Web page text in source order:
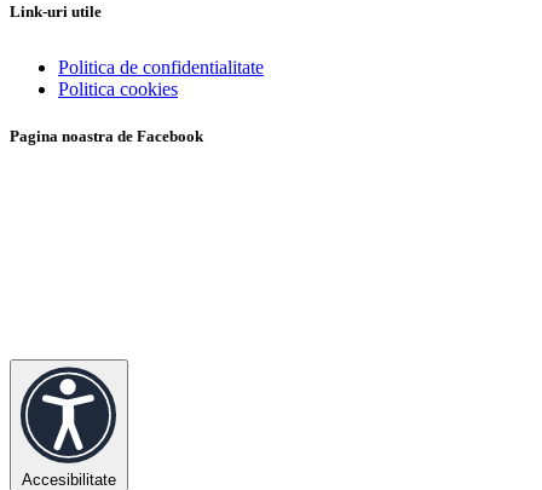
Link-uri utile
Politica de confidentialitate
Politica cookies
Pagina noastra de Facebook
Accesibilitate